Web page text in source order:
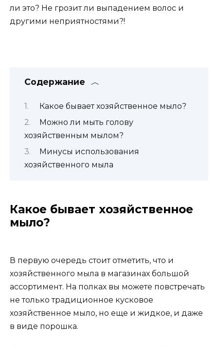
ли это? Не грозит ли выпадением волос и
другими неприятностями?!
Содержание
Какое бывает хозяйственное мыло?
Можно ли мыть голову
хозяйственным мылом?
Минусы использования
хозяйственного мыла
Какое бывает хозяйственное
мыло?
В первую очередь стоит отметить, что и
хозяйственного мыла в магазинах большой
ассортимент. На полках вы можете повстречать
не только традиционное кусковое
хозяйственное мыло, но еще и жидкое, и даже
в виде порошка.